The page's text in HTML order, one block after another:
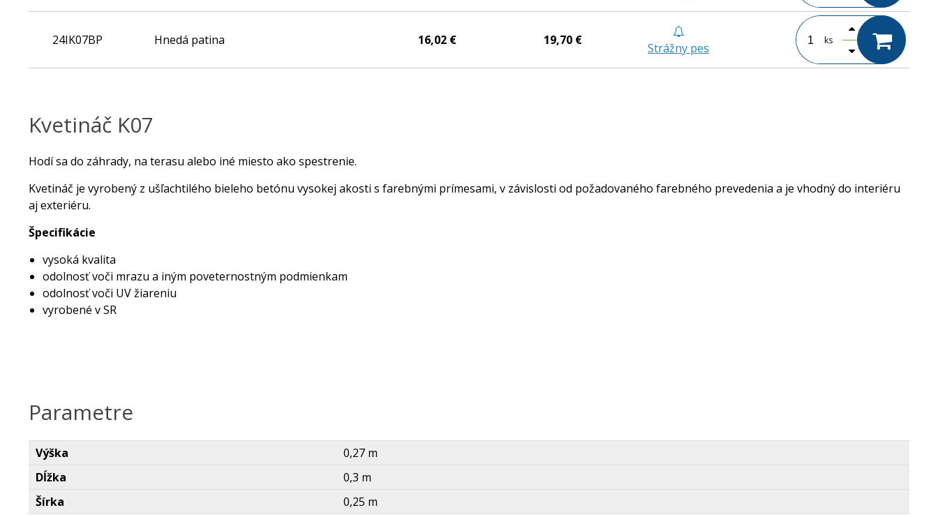
24IK07BP Hnedá patina 16,02 € 19,70 €
Strážny pes
ks
Kvetináč K07
Hodí sa do záhrady, na terasu alebo iné miesto ako spestrenie.
Kvetináč je vyrobený z ušľachtilého bieleho betónu vysokej akosti s farebnými prímesami, v závislosti od požadovaného farebného prevedenia a je vhodný do interiéru
aj exteriéru.
Špecifikácie
vysoká kvalita
odolnosť voči mrazu a iným poveternostným podmienkam
odolnosť voči UV žiareniu
vyrobené v SR
Parametre
Výška
0,27 m
Dĺžka
0,3 m
Šírka
0,25 m